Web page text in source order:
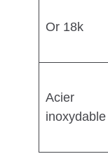
Or 18k
Acier
inoxydable